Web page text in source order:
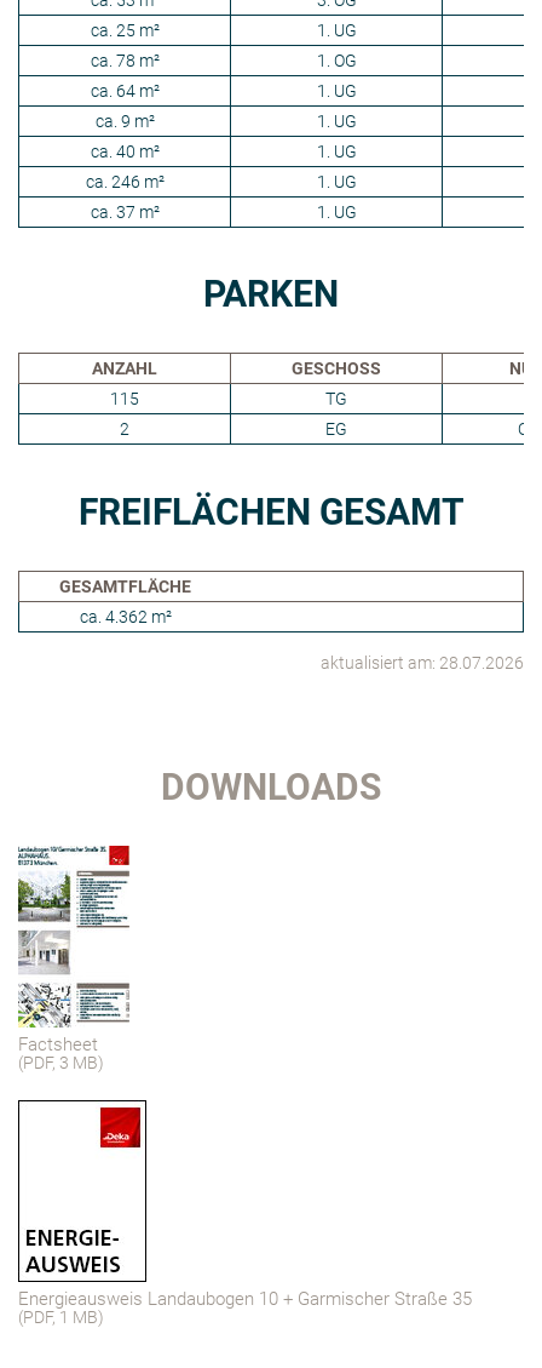
ca. 25 m²
1. UG
ca. 78 m²
1. OG
ca. 64 m²
1. UG
ca. 9 m²
1. UG
ca. 40 m²
1. UG
ca. 246 m²
1. UG
ca. 37 m²
1. UG
PARKEN
ANZAHL GESCHOSS
115
TG
2
EG
FREIFLÄCHEN GESAMT
GESAMTFLÄCHE
ca. 4.362 m²
aktualisiert am: 28.07.2026
DOWNLOADS
Factsheet
(PDF, 3 MB)
Energieausweis Landaubogen 10 + Garmischer Straße 35
(PDF, 1 MB)